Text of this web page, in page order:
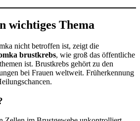
wichtiges Thema
nicht betroffen ist, zeigt die
brustkrebs, wie groß das öffentliche
ist. Brustkrebs gehört zu den
bei Frauen weltweit. Früherkennung